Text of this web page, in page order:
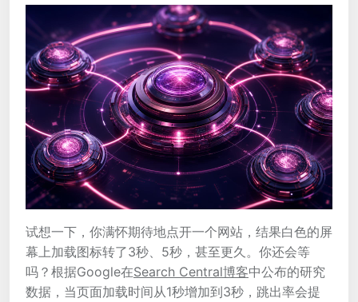
试想一下，你满怀期待地点开一个网站，结果白色的屏
幕上加载图标转了3秒、5秒，甚至更久。你还会等
吗？根据Google在Search Central博客中公布的研究
数据，当页面加载时间从1秒增加到3秒，跳出率会提